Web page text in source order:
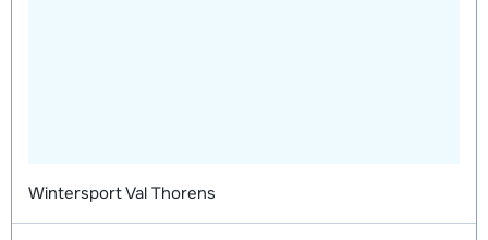
Wintersport Val Thorens